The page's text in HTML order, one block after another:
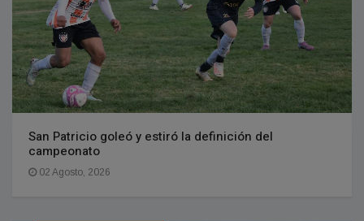
San Patricio goleó y estiró la definición del
campeonato
02 Agosto, 2026